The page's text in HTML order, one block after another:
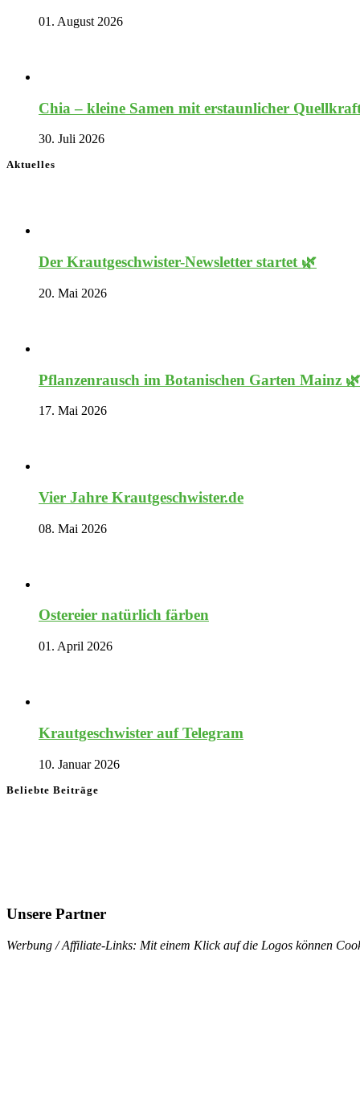
01. August 2026
Chia – kleine Samen mit erstaunlicher
30. Juli 2026
Aktuelles
Der Krautgeschwister-Newsletter startet 🌿
20. Mai 2026
Pflanzenrausch im Botanischen Garten Mainz 🌿
17. Mai 2026
Vier Jahre Krautgeschwister.de
08. Mai 2026
Ostereier natürlich färben
01. April 2026
Krautgeschwister auf Telegram
10. Januar 2026
Beliebte Beiträge
Unsere Partner
Werbung / Affiliate-Links: Mit einem Klick auf die Logos können